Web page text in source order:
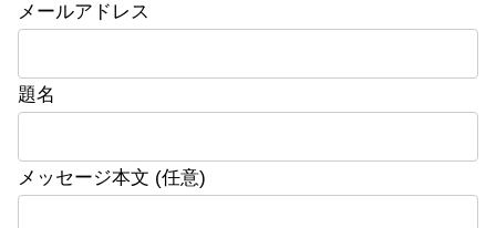
メールアドレス
題名
メッセージ本文 (任意)